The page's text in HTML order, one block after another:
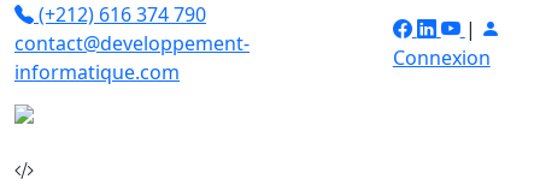
(+212) 616 374 790
contact@developpement-
informatique.com
|
Connexion